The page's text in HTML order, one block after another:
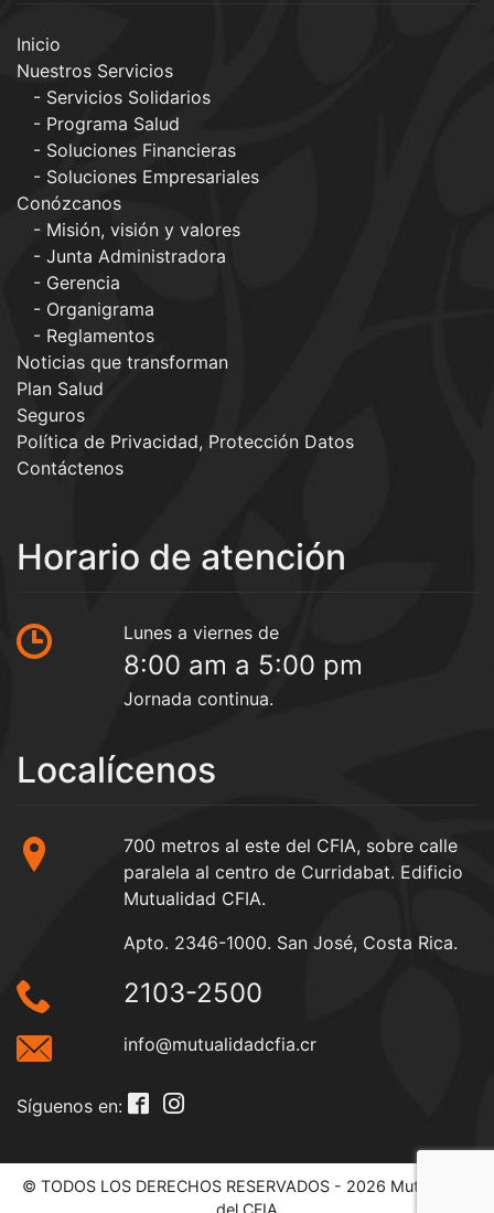
Inicio
Nuestros Servicios
Servicios Solidarios
Programa Salud
Soluciones Financieras
Soluciones Empresariales
Conózcanos
Misión, visión y valores
Junta Administradora
Gerencia
Organigrama
Reglamentos
Noticias que transforman
Plan Salud
Seguros
Política de Privacidad, Protección Datos
Contáctenos
Horario de atención
Lunes a viernes de
8:00 am a 5:00 pm
Jornada continua.
Localícenos
700 metros al este del CFIA, sobre calle
paralela al centro de Curridabat. Edificio
Mutualidad CFIA.
Apto. 2346-1000. San José, Costa Rica.
2103-2500
info@mutualidadcfia.cr
Síguenos en:
© TODOS LOS DERECHOS RESERVADOS - 2026 Mutualidad
del CFIA